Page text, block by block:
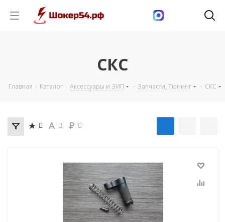
СКС
Главная - Каталог - Аксессуары и ЗИП - Запчасти, Тюнинг - СКС